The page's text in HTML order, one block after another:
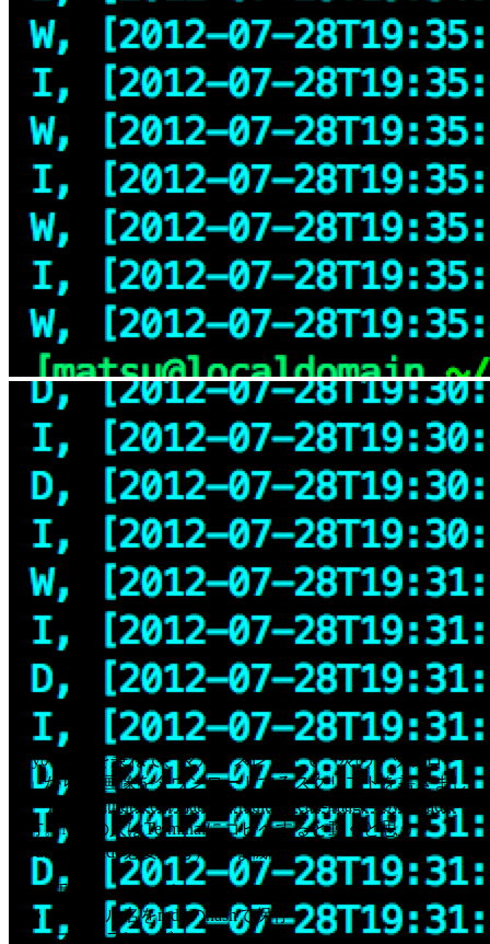
rubyの勉強を兼ねて、マルチスレッドで「炎のアップローダ
ー」から○○画像をダウンロードするスクリプトを書きまし
た。https://github.com/matsubo/multi-thread-image-downloader使
い方。Macの人はTerminalにコピペすると動くと思う。
（bundleにsudo必要かも） 主な機能
重複ファイルダウンロードしない
ファイル名をmd5のhashで保存
マルチスレッド